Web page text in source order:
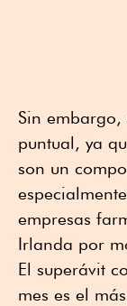
Sin
puntual, ya
son un
empresas
Irlanda por
El superávit
mes es el